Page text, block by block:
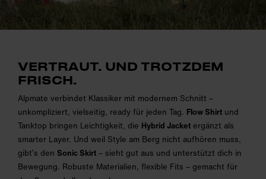
VERTRAUT. UND TROTZDEM
FRISCH.
Alpmate verbindet Klassiker mit modernem Schnitt –
unkompliziert, vielseitig, ready für jeden Tag. Flow Shirt und
Tanktop bringen Leichtigkeit, die Hybrid Jacket ergänzt als
smarter Layer. Und weil Style am Berg nicht aufhören muss,
gibt’s den Sonic Skirt – sieht gut aus und unterstützt dich in
Bewegung. Robuste Materialien, flexible Fits – gemacht für